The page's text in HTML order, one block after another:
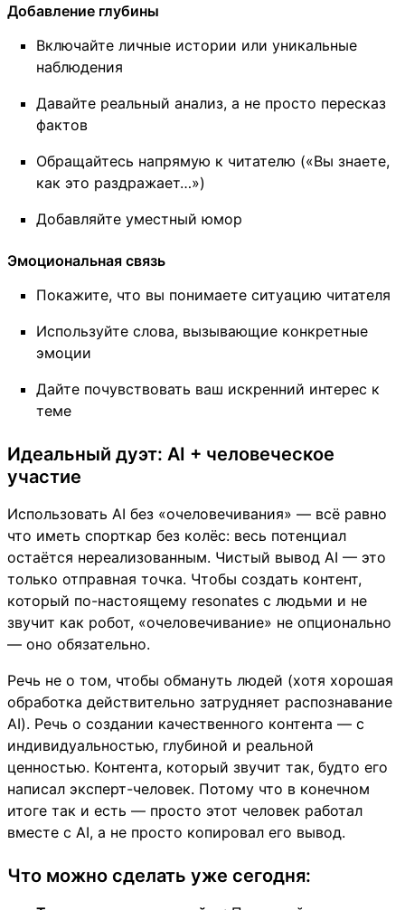
Добавление глубины
Включайте личные истории или уникальные
наблюдения
Давайте реальный анализ, а не просто пересказ
фактов
Обращайтесь напрямую к читателю («Вы знаете,
как это раздражает…»)
Добавляйте уместный юмор
Эмоциональная связь
Покажите, что вы понимаете ситуацию читателя
Используйте слова, вызывающие конкретные
эмоции
Дайте почувствовать ваш искренний интерес к
теме
Идеальный дуэт: AI + человеческое
участие
Использовать AI без «очеловечивания» — всё равно
что иметь спорткар без колёс: весь потенциал
остаётся нереализованным. Чистый вывод AI — это
только отправная точка. Чтобы создать контент,
который по-настоящему resonates с людьми и не
звучит как робот, «очеловечивание» не опционально
— оно обязательно.
Речь не о том, чтобы обмануть людей (хотя хорошая
обработка действительно затрудняет распознавание
AI). Речь о создании качественного контента — с
индивидуальностью, глубиной и реальной
ценностью. Контента, который звучит так, будто его
написал эксперт-человек. Потому что в конечном
итоге так и есть — просто этот человек работал
вместе с AI, а не просто копировал его вывод.
Что можно сделать уже сегодня: